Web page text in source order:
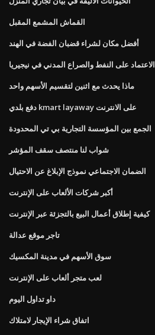
القماش المشمع المقبل
أفضل مكان لشراء قضبان الفضة في الهند
الاعتماد على النفط والصراع المدني في نيجيريا
ماذا يحدث مع اثنين لتقسيم الأسهم واحد
دفع بلدي kmart layaway على الانترنت
الجمع بين المؤسسة التجارية بي تي المحدودة
شواب لنا منتصف سقف المؤشر
الضمان الاجتماعي نموذج الإبلاغ عن الاحتيال
أكبر شركات الألعاب على الإنترنت
كيفية إطلاق أعمال البيع بالتجزئة عبر الإنترنت
تاجر موقع عدالة
سوق الأسهم في مدينة المكسيك
لعب متجر ألعاب على الإنترنت
داو تداول اليوم
اتفاق شراء الإيجار لامتلاك